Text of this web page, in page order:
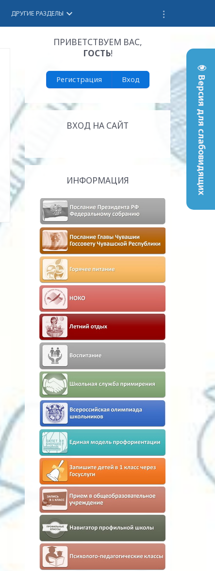
Версия для слабовидящих
ДРУГИЕ РАЗДЕЛЫ keyboard_arrow_down
ПРИВЕТСТВУЕМ ВАС,
ГОСТЬ!
Регистрация Вход
ВХОД НА САЙТ
ИНФОРМАЦИЯ